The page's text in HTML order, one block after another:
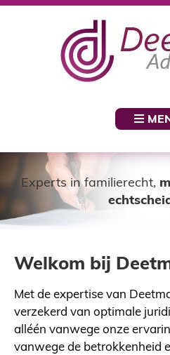
Experts in familierecht,
Welkom bij
Met de expertise van
verzekerd van optimale
alléén vanwege onze
vanwege de betrokkenheid